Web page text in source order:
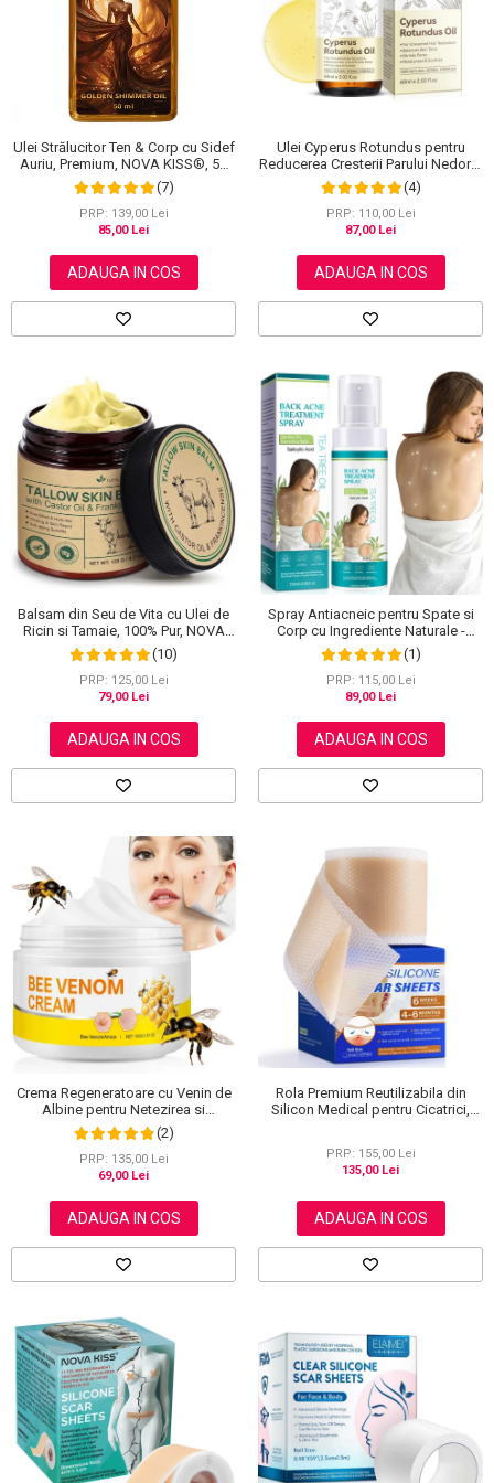
Scrub / Balsam de buze
Netestate pe Animale
Ulei Strălucitor Ten & Corp cu Sidef
Auriu, Premium, NOVA KISS®, 50
ml
(7)
PRP: 139,00 Lei
85,00 Lei
ADAUGA IN COS
Ulei Cyperus Rotundus pentru
Reducerea Cresterii Parului Nedorit,
100% Formula Naturala, NOVA
KISS®, 60 ml
(4)
PRP: 110,00 Lei
87,00 Lei
ADAUGA IN COS
Balsam din Seu de Vita cu Ulei de
Ricin si Tamaie, 100% Pur, NOVA
KISS®, 120 g(10)
PRP: 125,00 Lei
79,00 Lei
ADAUGA IN COS
Spray Antiacneic pentru Spate si
Corp cu Ingrediente Naturale -
Reduce Cosurile si Excesul de
Sebum, 120 ml
(1)
PRP: 115,00 Lei
89,00 Lei
ADAUGA IN COS
Crema Regeneratoare cu Venin de
Albine pentru Netezirea si
Reinoirea Pielii, 100 g
(2)
PRP: 135,00 Lei
69,00 Lei
ADAUGA IN COS
Rola Premium Reutilizabila din
Silicon Medical pentru Cicatrici,
PRP: 155,00 Lei
135,00 Lei
ADAUGA IN COS